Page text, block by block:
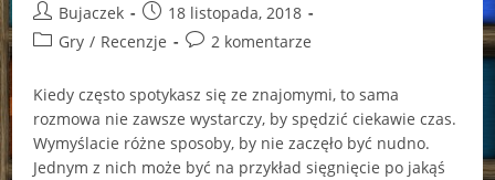
Post
author:
Bujaczek
Post
published:
18 listopada, 2018
PostGry / Recenzje
Post2 komentarze
Kiedy często spotykasz się ze znajomymi, to sama
rozmowa nie zawsze wystarczy, by spędzić ciekawie czas.
Wymyślacie różne sposoby, by nie zaczęło być nudno.
Jednym z nich może być na przykład sięgnięcie po jakąś